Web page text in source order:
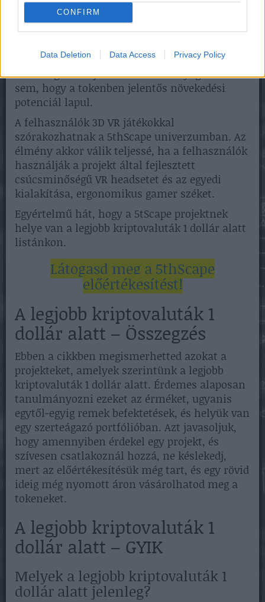
CONFIRM
Data Deletion Data Access Privacy Policy
Az ökoszisztémát a $5SCAPE token tartja
mozgásban. Az érme például prémium VR
hozzájárul ahhoz is, hogy egy összetartó
közösség alakuljon ki. Nem elhanyagolható az
sem, hogy a tokenben jelentős növekedési
potenciál lapul.
A felhasználók 3D VR játékokkal
szórakozhatnak a 5thScape univerzumban. Az
élmény akkor válik teljessé, ha a felhasználók
használják a projekt által fejlesztett
csúcsminőségű VR headsetet és az egyedi
kialakítása, ergonomikus gamer széket.
Egyértelmű hát, hogy a 5tScape projektnek
helye van a legjobb kriptovaluták 1 dollár alatt
listánkon.
Látogasd meg a 5thScape
előértékesítést!
A legjobb kriptovaluták 1
dollár alatt – Összegzés
Ebben a cikkben megismerhetted azokat a
projekteket, amelyek szerintünk a legjobb
kriptovaluták 1 dollár alatt. Érdemes alaposan
tanulmányozni ezeket az érméket, ugyanis
egytől-egyig remek befektetések, és helyük van
egy szerteágazó portfólióban. Azt javasoljuk,
hogy amennyiben érdekel egy projekt, és
szívesen csatlakoznál hozzá, ne késlekedj,
mert az előértékesítésük még tart, és egy rövid
ideig még nyomott áron vásárolhatod meg a
tokeneket.
A legjobb kriptovaluták 1
dollár alatt – GYIK
Melyek a legjobb kriptovaluták 1
dollár alatt jelenleg?